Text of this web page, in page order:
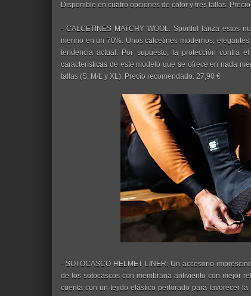
Disponible en cuatro opciones de color y tres tallas.
- CALCETINES MATCHY WOOL: Sportful lanza estos
merino en un 70%. Unos calcetines modernos,
tendencia actual. Por supuesto, la protección contra
características de este modelo que se ofrece en nada
tallas (S, M/L y XL). Precio recomendado: 27,90 €
- SOTOCASCO HELMET LINER: Un accesorio
de los sotocascos con membrana antiviento con mejor
cuenta con un tejido elástico perforado para favorecer